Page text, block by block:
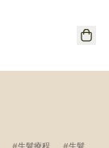
生髮療程 生髮